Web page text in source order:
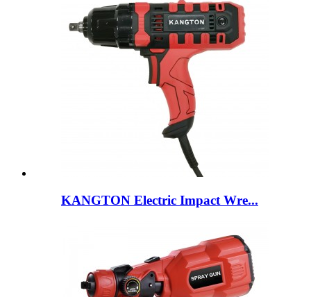
KANGTON Electric Impact Wre...